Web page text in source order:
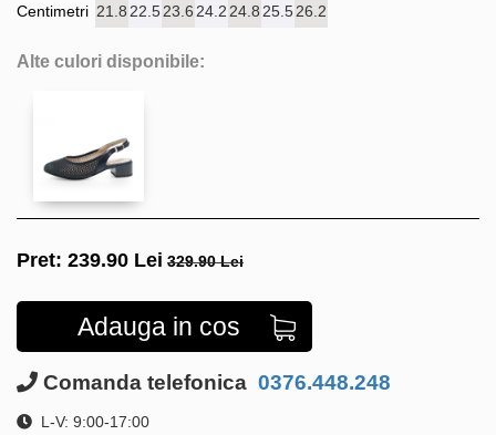
Centimetri 21.8 22.523.6 24.2 24.8 25.526.2
Alte culori disponibile:
Pret: 239.90 Lei 329.90 Lei
Adauga in cos
Comanda telefonica 0376.448.248
L-V: 9:00-17:00